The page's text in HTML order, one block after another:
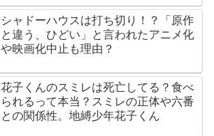
シャドーハウスは打ち切り！？「原作
と違う、ひどい」と言われたアニメ化
や映画化中止も理由？
花子くんのスミレは死亡してる？食べ
られるって本当？スミレの正体や六番
との関係性。地縛少年花子くん